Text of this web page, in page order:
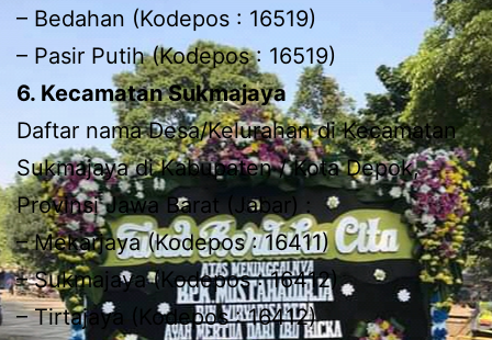
– Bedahan (Kodepos : 16519)
– Pasir Putih (Kodepos : 16519)
6. Kecamatan Sukmajaya
Daftar nama Desa/Kelurahan di Kecamatan
Sukmajaya di Kabupaten / Kota Depok,
Provinsi Jawa Barat (Jabar) :
– Mekarjaya (Kodepos : 16411)
– Sukmajaya (Kodepos : 16412)
– Tirtajaya (Kodepos : 16412)